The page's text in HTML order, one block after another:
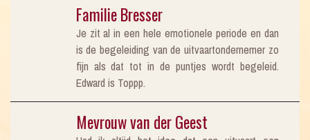
moeder/schoonmoeder/oma thuis opgebaard.
Ook dat heeft Edward werkelijk voortreffelijk
geregeld. Onze moeder werd door Steffie en
Kevin afgelegd met zoveel liefde en zorg. Alle
overgrootvader een mooi en waardig afscheid
kunnen geven ondanks de moeilijke
omstandigheden. Wij hebben ons gehoord
gevoeld en de betrokkenheid van Patricia was
enorm fijn. Heel erg bedankt namens ons allen!
Met vriendelijke groet, Miep Carree - Willems
Familie Bresser
Je zit al in een hele emotionele periode en dan
is de begeleiding van de uitvaartondernemer zo
fijn als dat tot in de puntjes wordt begeleid.
Edward is Toppp.
Mevrouw van der Geest